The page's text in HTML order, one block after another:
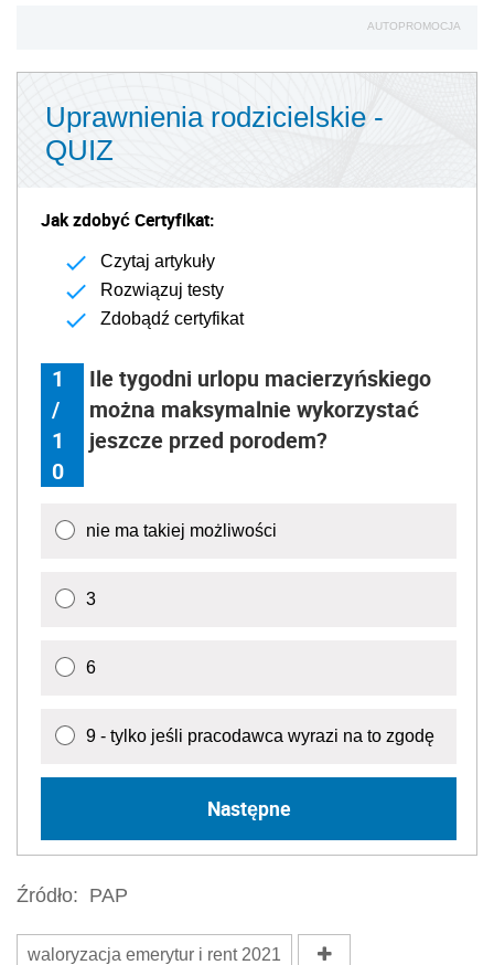
AUTOPROMOCJA
Uprawnienia rodzicielskie -
QUIZ
Jak zdobyć Certyfikat:
Czytaj artykuły
Rozwiązuj testy
Zdobądź certyfikat
1
/
1
0
Ile tygodni urlopu macierzyńskiego
można maksymalnie wykorzystać
jeszcze przed porodem?
nie ma takiej możliwości
3
6
9 - tylko jeśli pracodawca wyrazi na to zgodę
Następne
Źródło: PAP
waloryzacja emerytur i rent 2021